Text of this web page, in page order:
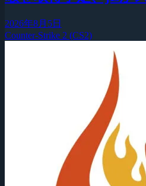
2026年8月5日
Counter-Strike 2 (CS2)